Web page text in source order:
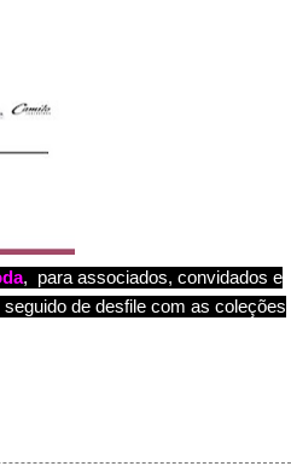
, para associados, convidados e
de desfile com as coleções